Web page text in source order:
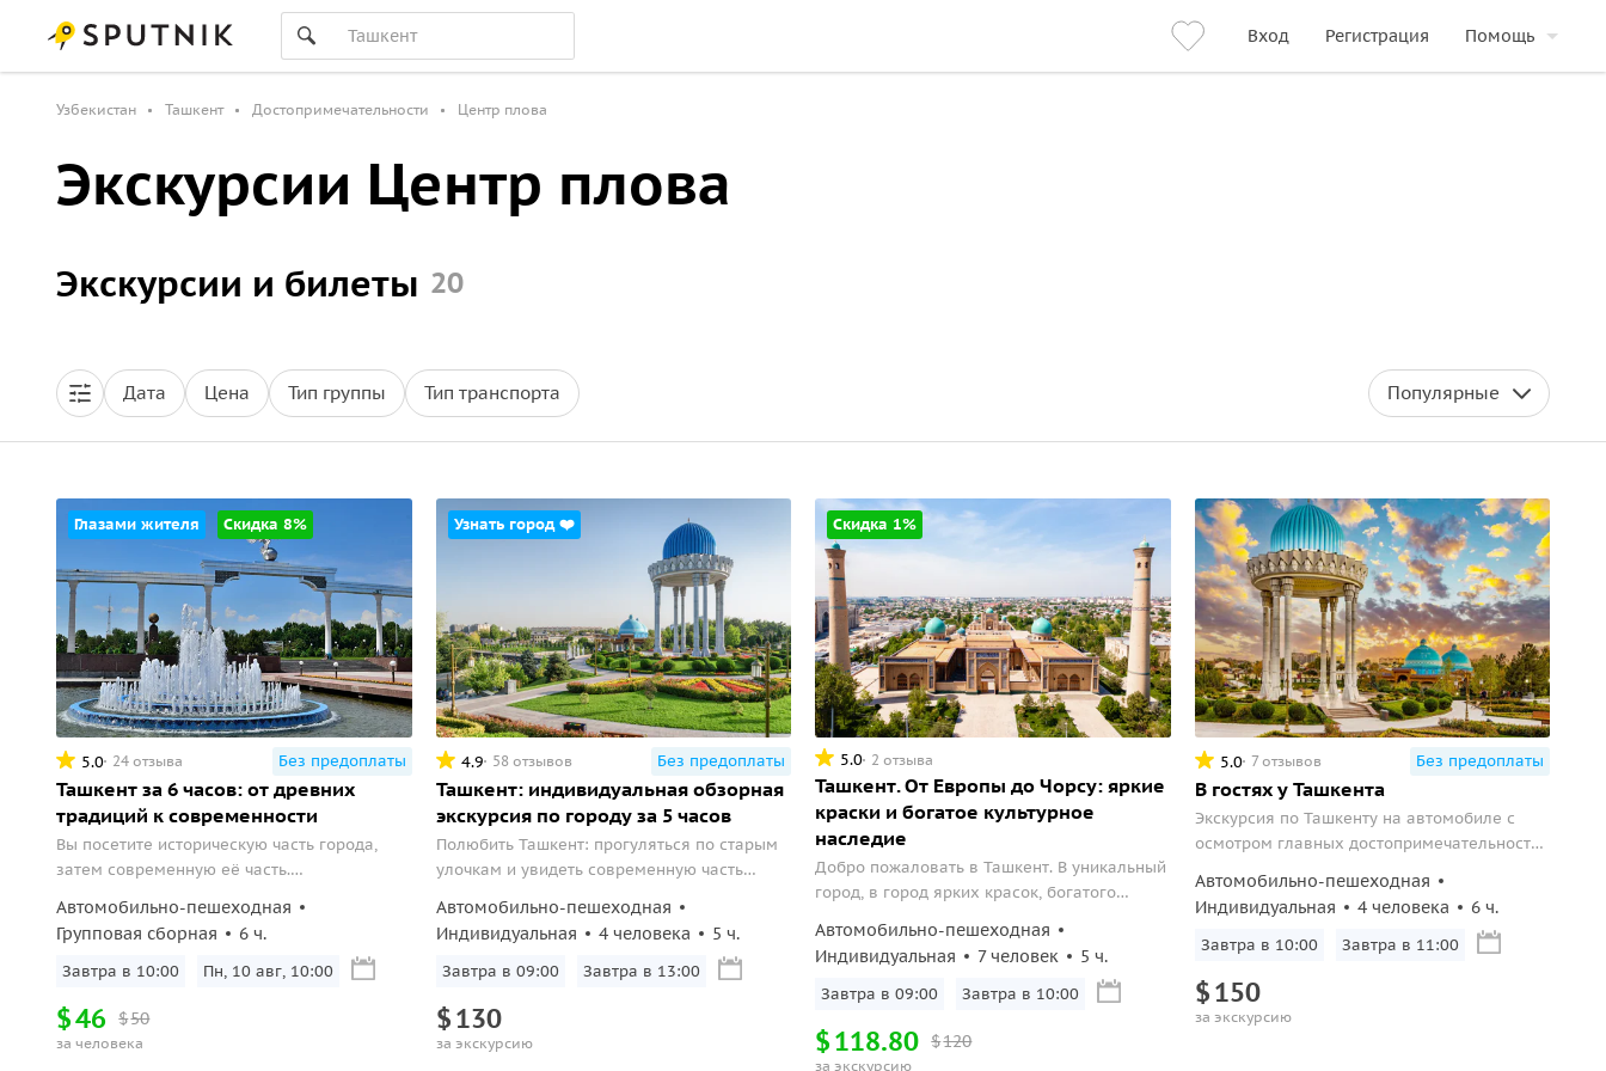
Вход Регистрация Помощь
Узбекистан Ташкент Достопримечательности Центр плова
Экскурсии Центр плова
Экскурсии и билеты 20
Дата Цена Тип группы Тип транспорта Популярные
Глазами жителя Скидка 8%
5.0 24 отзыва Без предоплаты
Ташкент за 6 часов: от древних
традиций к современности
Вы посетите историческую часть города,
затем современную её часть.
одному из древнейших городов Средней
Азии, погружает в его богатую историю и
уникальный дух...
Автомобильно-пешеходная
Групповая сборная
6 ч.
Завтра в 10:00 Пн, 10 авг, 10:00
$50
$46
за человека
Узнать город ❤️
4.9 58 отзывов Без предоплаты
Ташкент: индивидуальная обзорная
экскурсия по городу за 5 часов
Полюбить Ташкент: прогуляться по старым
улочкам и увидеть современную часть
Автомобильно-пешеходная
Индивидуальная
4 человека 5 ч.
Завтра в 09:00 Завтра в 13:00
$130
за экскурсию
Скидка 1%
5.0 2 отзыва
Ташкент. От Европы до Чорсу: яркие
краски и богатое культурное
наследие
Добро пожаловать в Ташкент. В уникальный
город, в город ярких красок, богатого
памятников, потрясающей кулинарии.
Узбекистан – это живописные горы,
цветущие долины, жаркие пустыни и
Автомобильно-пешеходная
Индивидуальная
7 человек 5 ч.
Завтра в 09:00 Завтра в 10:00
$120
$118.80
за экскурсию
5.0 7 отзывов Без предоплаты
В гостях у Ташкента
Экскурсия по Ташкенту на автомобиле с
осмотром главных достопримечательностей
развлекательного комплекса для детей и
взрослых
Автомобильно-пешеходная
Индивидуальная
4 человека 6 ч.
Завтра в 10:00 Завтра в 11:00
$150
за экскурсию